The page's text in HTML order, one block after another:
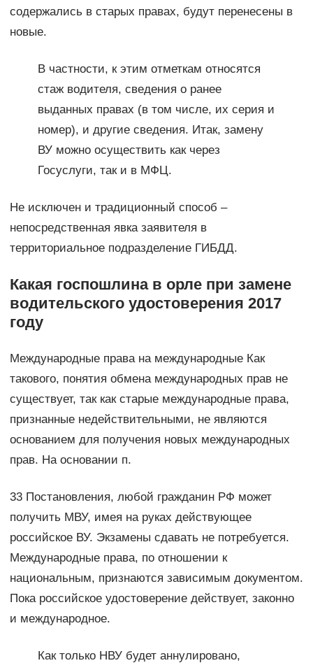
содержались в старых правах, будут перенесены в
новые.
В частности, к этим отметкам относятся
стаж водителя, сведения о ранее
выданных правах (в том числе, их серия и
номер), и другие сведения. Итак, замену
ВУ можно осуществить как через
Госуслуги, так и в МФЦ.
Не исключен и традиционный способ –
непосредственная явка заявителя в
территориальное подразделение ГИБДД.
Какая госпошлина в орле при замене
водительского удостоверения 2017
году
Международные права на международные Как
такового, понятия обмена международных прав не
существует, так как старые международные права,
признанные недействительными, не являются
основанием для получения новых международных
прав. На основании п.
33 Постановления, любой гражданин РФ может
получить МВУ, имея на руках действующее
российское ВУ. Экзамены сдавать не потребуется.
Международные права, по отношении к
национальным, признаются зависимым документом.
Пока российское удостоверение действует, законно
и международное.
Как только НВУ будет аннулировано,